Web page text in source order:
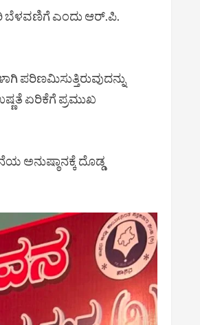
ಬೆಳವಣಿಗೆ ಎಂದು ಆರ್.ಪಿ.
ಪರಿಣಮಿಸುತ್ತಿರುವುದನ್ನು
ಏರಿಕೆಗೆ ಪ್ರಮುಖ
ಅನುಷ್ಠಾನಕ್ಕೆ ದೊಡ್ಡ